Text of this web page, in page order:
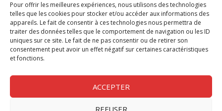
Pour offrir les meilleures expériences, nous utilisons des technologies
telles que les cookies pour stocker et/ou accéder aux informations des
appareils. Le fait de consentir à ces technologies nous permettra de
traiter des données telles que le comportement de navigation ou les ID
uniques sur ce site. Le fait de ne pas consentir ou de retirer son
consentement peut avoir un effet négatif sur certaines caractéristiques
et fonctions.
ACCEPTER
REFUSER
Chèque Compta
Chèque Emploi Spectacle
G-Pods
Profession Audio-visuel